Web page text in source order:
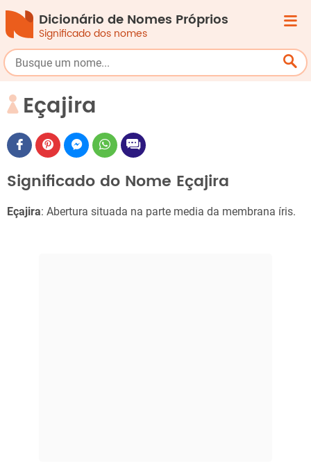
Dicionário de Nomes Próprios
Significado dos nomes
Eçajira
Significado do Nome Eçajira
Eçajira: Abertura situada na parte media da membrana íris.